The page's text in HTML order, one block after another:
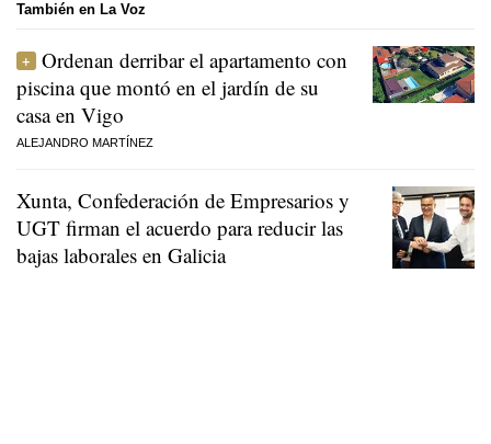
También en La Voz
Ordenan derribar el apartamento con
piscina que montó en el jardín de su
casa en Vigo
ALEJANDRO MARTÍNEZ
Xunta, Confederación de Empresarios y
UGT firman el acuerdo para reducir las
bajas laborales en Galicia